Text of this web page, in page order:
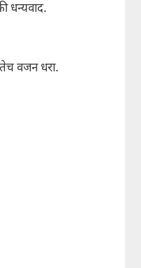
धन्यवाद.
वजन धरा.